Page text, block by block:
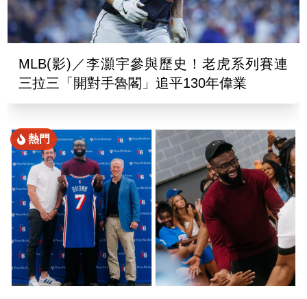
MLB(影)／李灝宇參與歷史！老虎系列賽連
三拉三「開對手魯閣」追平130年偉業
熱門